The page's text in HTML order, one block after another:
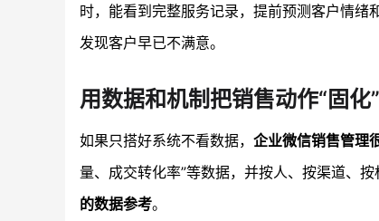
时，能看到完整服务记录，提前预测客户情绪
发现客户早已不满意。
用数据和机制把销售动作“固化
如果只搭好系统不看数据， 企业微信销售管理
量、成交转化率”等数据，并按人、按渠道、
的数据参考。